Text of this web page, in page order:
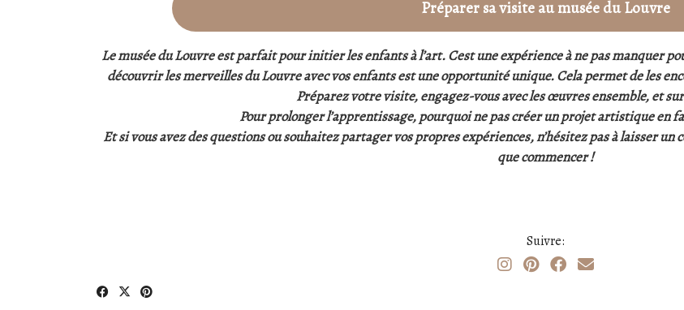
Préparer sa visite au musée du Louvre
Le musée du Louvre est parfait pour initier les enfants à l’art. Cest une expérience à ne pas manquer
découvrir les merveilles du Louvre avec vos enfants est une opportunité unique. Cela permet de les
Préparez votre visite, engagez-vous avec les œuvres ensemble, et
Pour prolonger l’apprentissage, pourquoi ne pas créer un projet artistique en
Et si vous avez des questions ou souhaitez partager vos propres expériences, n’hésitez pas à laisser
que commencer !
Suivre: